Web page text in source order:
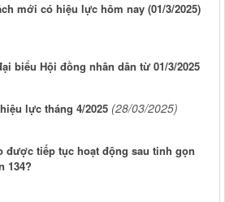
mới có hiệu lực hôm nay (01/3/2025)
biểu Hội đồng nhân dân từ 01/3/2025
lực tháng 4/2025 (28/03/2025)
được tiếp tục hoạt động sau tinh gọn
134?